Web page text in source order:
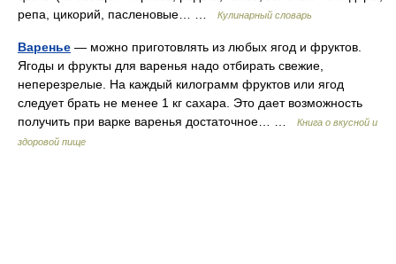
репа, цикорий, пасленовые… …
Кулинарный словарь
Варенье — можно приготовлять из любых ягод и фруктов.
Ягоды и фрукты для варенья надо отбирать свежие,
неперезрелые. На каждый килограмм фруктов или ягод
следует брать не менее 1 кг сахара. Это дает возможность
получить при варке варенья достаточное… …
Книга о вкусной и
здоровой пище